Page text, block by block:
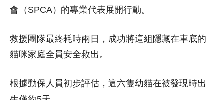
會（SPCA）的專業代表展開行動。
救援團隊最終耗時兩日，成功將這組隱藏在車底的
貓咪家庭全員安全救出。
根據動保人員初步評估，這六隻幼貓在被發現時出